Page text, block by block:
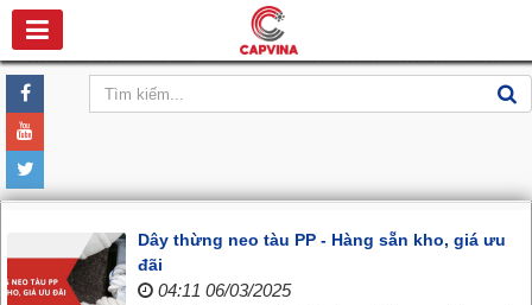
Dây thừng neo tàu PP - Hàng sẵn kho, giá ưu
đãi
04:11 06/03/2025